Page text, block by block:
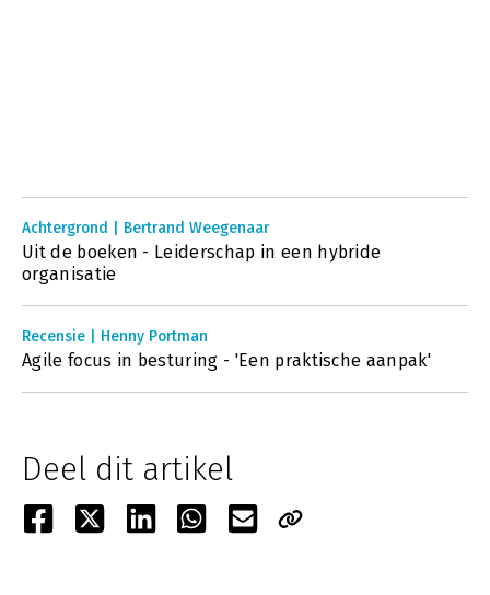
Achtergrond | Bertrand Weegenaar
Uit de boeken - Leiderschap in een hybride
organisatie
Recensie | Henny Portman
Agile focus in besturing - 'Een praktische aanpak'
Deel dit artikel